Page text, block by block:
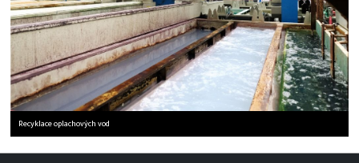
Recyklace oplachových vod